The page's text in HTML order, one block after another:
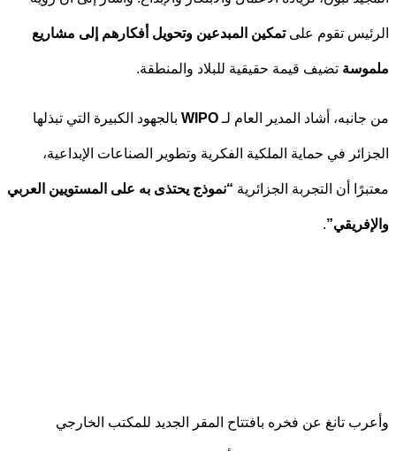
تقوم على تمكين المبدعين وتحويل أفكارهم إلى مشاريع
تضيف قيمة حقيقية للبلاد والمنطقة.
أشاد المدير العام لـWIPOبالجهود الكبيرة التي تبذلها
في حماية الملكية الفكرية وتطوير الصناعات الإبداعية،
أن التجربة الجزائرية “نموذج يحتذى به على المستويين العربي
.
تانغ عن فخره بافتتاح المقر الجديد للمكتب الخارجي